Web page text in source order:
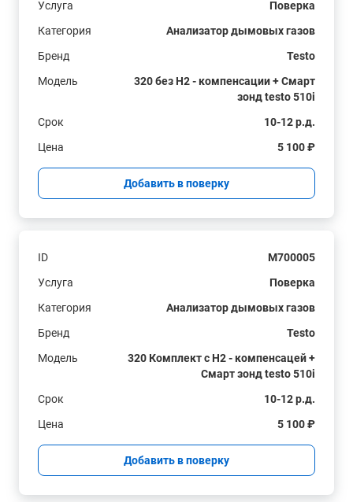
Услуга
Поверка
Категория
Анализатор дымовых газов
Бренд
Testo
Модель
320 без H2 - компенсации + Смарт
зонд testo 510i
Срок
10-12 р.д.
Цена
5 100 ₽
Добавить в поверку
ID
M700005
Услуга
Поверка
Категория
Анализатор дымовых газов
Бренд
Testo
Модель
320 Комплект с H2 - компенсацей +
Смарт зонд testo 510i
Срок
10-12 р.д.
Цена
5 100 ₽
Добавить в поверку